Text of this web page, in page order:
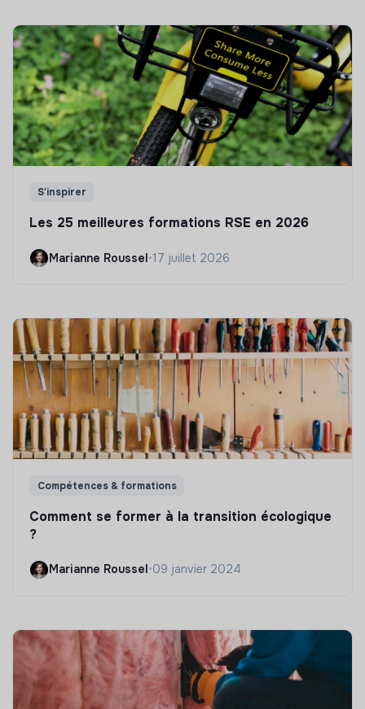
S'inspirer
Les 25 meilleures formations RSE en 2026
Marianne Roussel•17 juillet 2026
Compétences & formations
Comment se former à la transition écologique
?
Marianne Roussel •09 janvier 2024